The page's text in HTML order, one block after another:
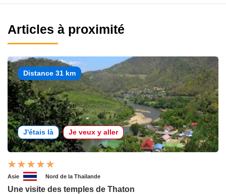
Articles à proximité
Distance 31 km
J'étais là Je veux y aller
Asie Nord de la Thaïlande
Une visite des temples de Thaton